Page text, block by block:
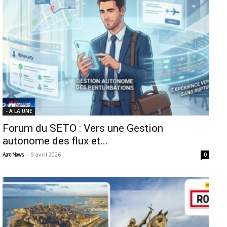
- A LA UNE
Forum du SETO : Vers une Gestion
autonome des flux et...
Aero News - 9 avril 2026 0